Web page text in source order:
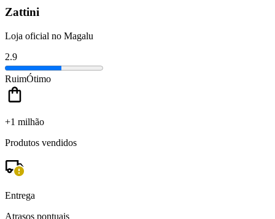
Zattini
Loja oficial no Magalu
2.9
RuimÓtimo
+1 milhão
Produtos vendidos
Entrega
Atrasos pontuais